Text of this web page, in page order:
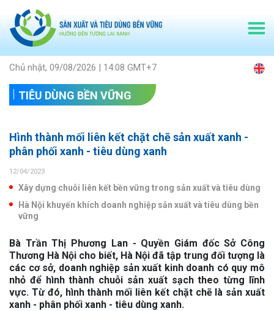
Chủ nhật, 09/08/2026 | 14:08 GMT+7
TIÊU DÙNG BỀN VỮNG
Hình thành mối liên kết chặt chẽ sản xuất xanh -
phân phối xanh - tiêu dùng xanh
12/04/2023
Xây dựng chuỗi liên kết bền vững trong sản xuất và tiêu dùng
Hà Nội khuyến khích doanh nghiệp sản xuất và tiêu dùng bền
vững
Bà Trần Thị Phương Lan - Quyền Giám đốc Sở Công
Thương Hà Nội cho biết, Hà Nội đã tập trung đối tượng là
các cơ sở, doanh nghiệp sản xuất kinh doanh có quy mô
nhỏ để hình thành chuỗi sản xuất sạch theo từng lĩnh
vực. Từ đó, hình thành mối liên kết chặt chẽ là sản xuất
xanh - phân phối xanh - tiêu dùng xanh.